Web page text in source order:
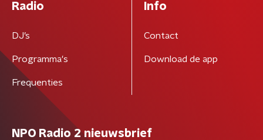
Radio
DJ’s
Programma's
Frequenties
Info
Contact
Download de app
NPO Radio 2 nieuwsbrief